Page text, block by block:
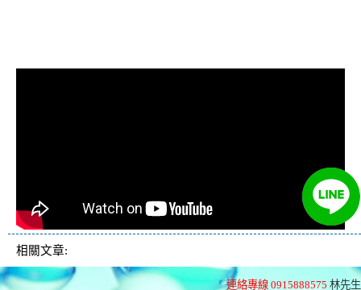
相關文章:
連絡專線 0915888575 林先生